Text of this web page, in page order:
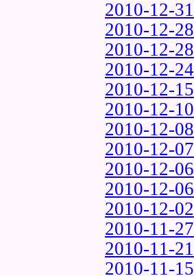
2010-12-31
2010-12-28
2010-12-28
2010-12-24
2010-12-15
2010-12-10
2010-12-08
2010-12-07
2010-12-06
2010-12-06
2010-12-02
2010-11-27
2010-11-21
2010-11-15